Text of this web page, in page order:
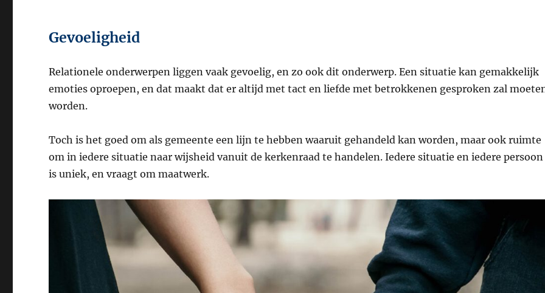
Gevoeligheid
Relationele onderwerpen liggen vaak gevoelig, en zo ook dit onderwerp. Een situatie kan gemakkelijk
emoties oproepen, en dat maakt dat er altijd met tact en liefde met betrokkenen gesproken zal
worden.
Toch is het goed om als gemeente een lijn te hebben waaruit gehandeld kan worden, maar ook ruimte
om in iedere situatie naar wijsheid vanuit de kerkenraad te handelen. Iedere situatie en iedere persoon
is uniek, en vraagt om maatwerk.